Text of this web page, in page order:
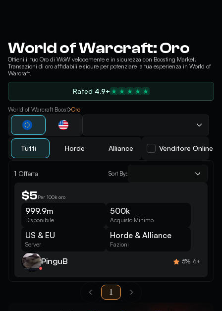
World of Warcraft: Oro
Ottieni il tuo Oro di WoW velocemente e in sicurezza con Boosting Market!
Transazioni di oro affidabili e sicure per potenziare la tua esperienza in World of
Warcraft.
Rated 4.9+
World of Warcraft Boost Oro
Tutti Horde Alliance Venditore Online
1 Offerta Sort By:
$5Per 100k oro
999.9m
Disponibile
500k
Acquisto Minimo
US & EU
Server
Horde & Alliance
Fazioni
PinguB 5% 6+
1